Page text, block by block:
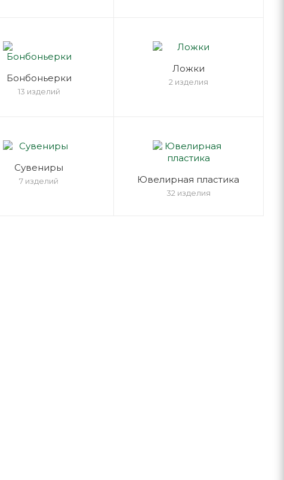
Бонбоньерки
13 изделий
Ложки
2 изделия
Cувениры
7 изделий Ювелирная пластика
32 изделия